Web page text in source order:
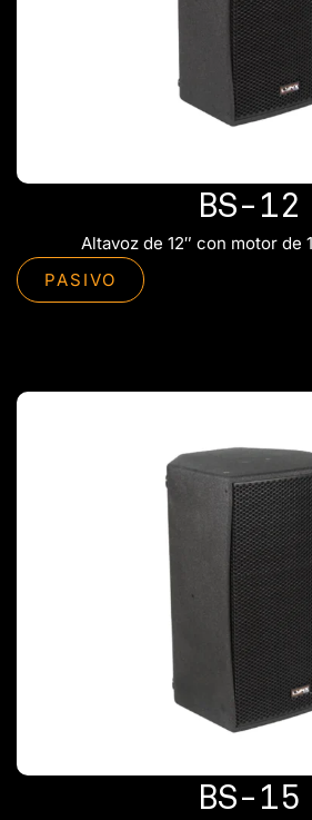
BS-12
Altavoz de 12″ con motor de
PASIVO
BS-15